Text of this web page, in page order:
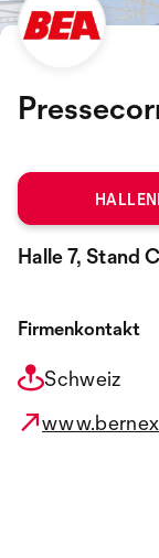
Halle 7, Stand
Firmenkontakt
Schweiz